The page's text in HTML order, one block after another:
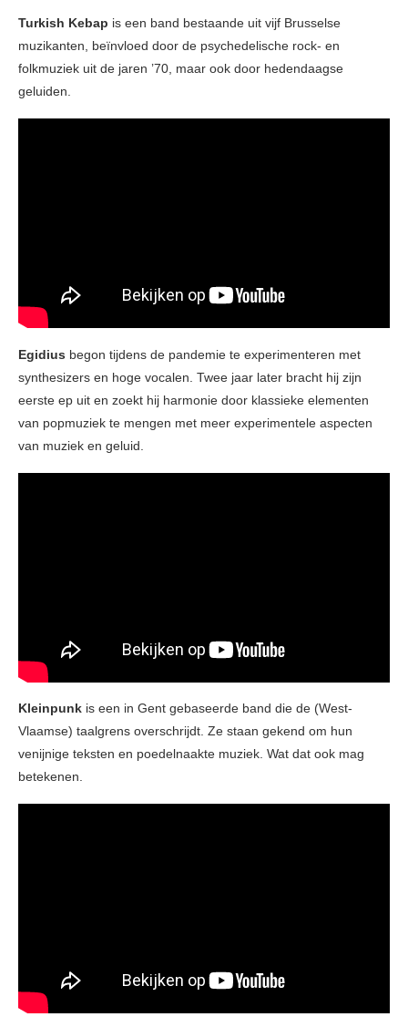
Turkish Kebap is een band bestaande uit vijf Brusselse
muzikanten, beïnvloed door de psychedelische rock- en
folkmuziek uit de jaren ’70, maar ook door hedendaagse
geluiden.
Egidius begon tijdens de pandemie te experimenteren met
synthesizers en hoge vocalen. Twee jaar later bracht hij zijn
eerste ep uit en zoekt hij harmonie door klassieke elementen
van popmuziek te mengen met meer experimentele aspecten
van muziek en geluid.
Kleinpunk is een in Gent gebaseerde band die de (West-
Vlaamse) taalgrens overschrijdt. Ze staan gekend om hun
venijnige teksten en poedelnaakte muziek. Wat dat ook mag
betekenen.